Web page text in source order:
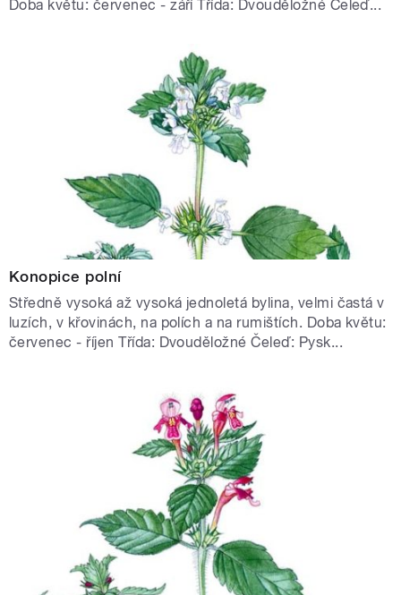
Doba květu: červenec - září Třída: Dvouděložné Čeleď...
Konopice polní
Středně vysoká až vysoká jednoletá bylina, velmi častá v
luzích, v křovinách, na polích a na rumištích. Doba květu:
červenec - říjen Třída: Dvouděložné Čeleď: Pysk...